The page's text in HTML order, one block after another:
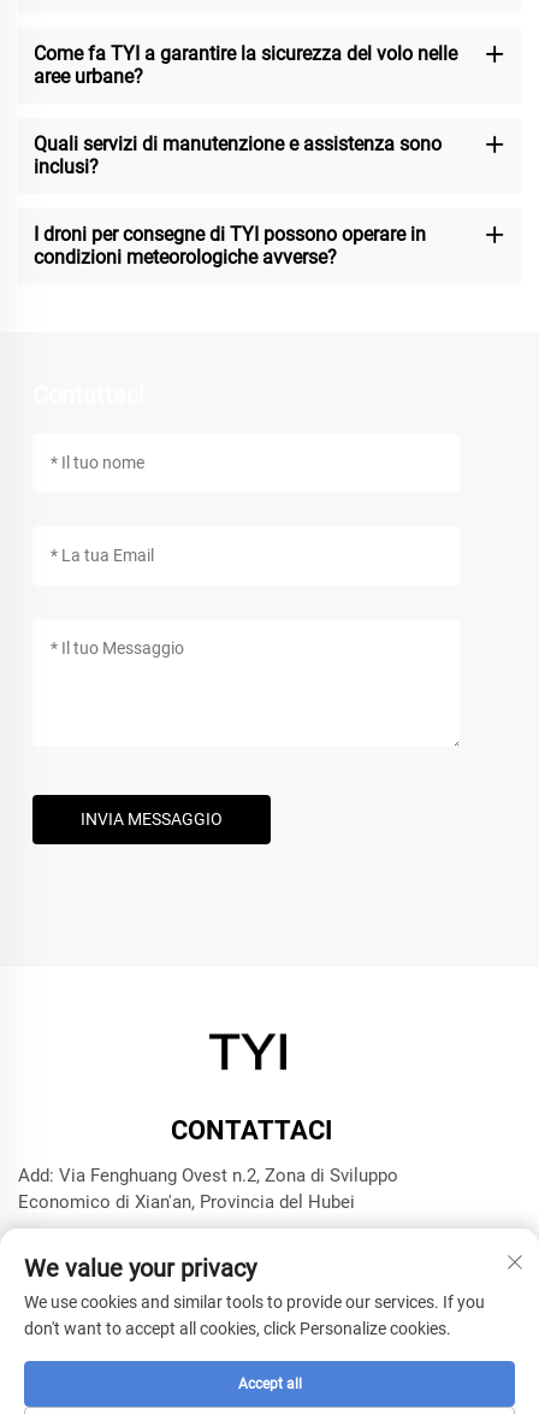
Come fa TYI a garantire la sicurezza del volo nelle
aree urbane?
Quali servizi di manutenzione e assistenza sono
inclusi?
I droni per consegne di TYI possono operare in
condizioni meteorologiche avverse?
INVIA MESSAGGIO
CONTATTACI
Add: Via Fenghuang Ovest n.2, Zona di Sviluppo
Economico di Xian'an, Provincia del Hubei
E-mail:[email protected]
Copyright © 2025 Xianning TYI Model Technology Company -
Informativa sulla privacy
We value your privacy
We use cookies and similar tools to provide our services. If you
don't want to accept all cookies, click Personalize cookies.
Accept all